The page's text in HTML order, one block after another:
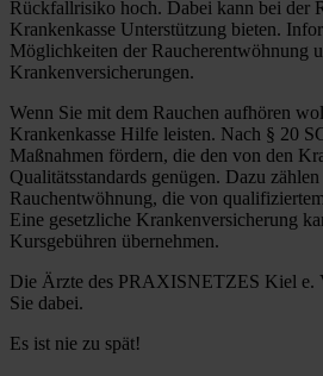
Rückfallrisiko hoch. Dabei kann bei der
Krankenkasse Unterstützung bieten.
Möglichkeiten der Raucherentwöhnung
Krankenversicherungen.
Wenn Sie mit dem Rauchen aufhören
Krankenkasse Hilfe leisten. Nach § 20
Maßnahmen fördern, die den von den
Qualitätsstandards genügen. Dazu
Rauchentwöhnung, die von
Eine gesetzliche Krankenversicherung
Kursgebühren übernehmen.
Die Ärzte des PRAXISNETZES Kiel e.
Sie dabei.
Es ist nie zu spät!